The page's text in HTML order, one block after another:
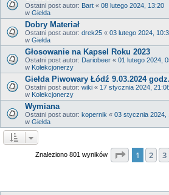
Ostatni post autor: Bart « 08 lutego 2024, 13:20
w Giełda
Dobry Materiał
Ostatni post autor: drek25 « 03 lutego 2024,
w Giełda
Głosowanie na Kapsel Roku 2023
Ostatni post autor: Dariobeer « 01 lutego 2024,
w Kolekcjonerzy
Giełda Piwowary Łódź 9.03.2024
Ostatni post autor: wiki « 17 stycznia 2024,
w Kolekcjonerzy
Wymiana
Ostatni post autor: kopernik « 03 stycznia 2024,
w Giełda
Znaleziono 801 wyników Strona z17
1 2 3